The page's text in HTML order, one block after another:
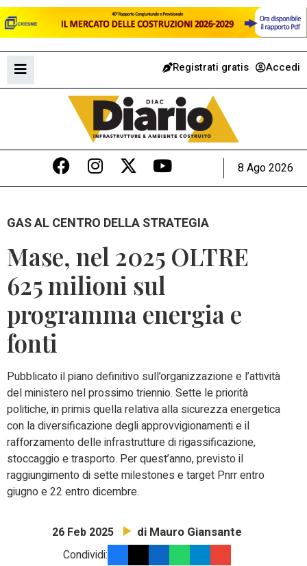
Registrati gratis Accedi
8 Ago 2026
GAS AL CENTRO DELLA STRATEGIA
Mase, nel 2025 OLTRE
625 milioni sul
programma energia e
fonti
Pubblicato il piano definitivo sull’organizzazione e l’attività
del ministero nel prossimo triennio. Sette le priorità
politiche, in primis quella relativa alla sicurezza energetica
con la diversificazione degli approvvigionamenti e il
rafforzamento delle infrastrutture di rigassificazione,
stoccaggio e trasporto. Per quest’anno, previsto il
raggiungimento di sette milestones e target Pnrr entro
giugno e 22 entro dicembre.
26 Feb 2025 di Mauro Giansante
Condividi: